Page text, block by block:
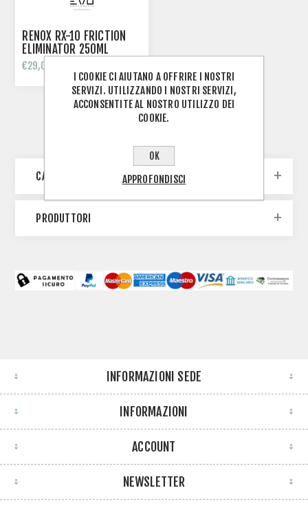
RENOX RX-10 FRICTION
ELIMINATOR 250ML
€29,00
CATEGORIE
PRODUTTORI
INFORMAZIONI SEDE
INFORMAZIONI
ACCOUNT
NEWSLETTER
I COOKIE CI AIUTANO A OFFRIRE I NOSTRI
SERVIZI. UTILIZZANDO I NOSTRI SERVIZI,
ACCONSENTITE AL NOSTRO UTILIZZO DEI
COOKIE.
OK
APPROFONDISCI